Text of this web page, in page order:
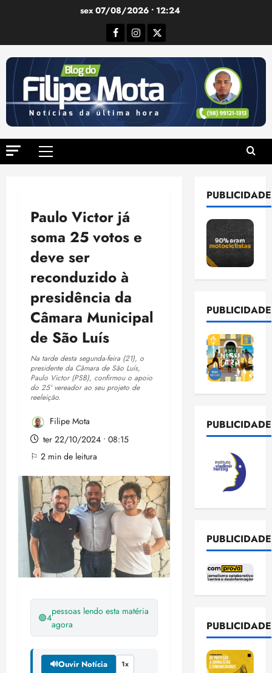
sex 07/08/2026 • 12:24
Facebook
Instagram
Twitter
Menu
Paulo Victor já
soma 25 votos e
deve ser
reconduzido à
presidência da
Câmara Municipal
de São Luís
Na tarde desta segunda-feira (21), o
presidente da Câmara de São Luís,
Paulo Victor (PSB), confirmou o apoio
do 25º vereador ao seu projeto de
reeleição.
Filipe Mota
ter 22/10/2024 • 08:15
⚐ 2 min de leitura
🟢4
pessoas lendo esta matéria
agora
🔊Ouvir Notícia 1x
PUBLICIDADE
PUBLICIDADE
PUBLICIDADE
PUBLICIDADE
PUBLICIDADE